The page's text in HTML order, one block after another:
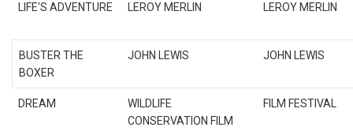
LIFE'S ADVENTURE LEROY MERLIN LEROY MERLIN
BUSTER THE
BOXER
JOHN LEWIS JOHN LEWIS
DREAM
WILDLIFE
CONSERVATION FILM
FILM FESTIVAL